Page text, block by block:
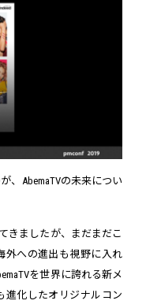
、AbemaTVの未来につい
きましたが、まだまだこ
外への進出も視野に入れ
を世界に誇れる新メ
進化したオリジナルコン